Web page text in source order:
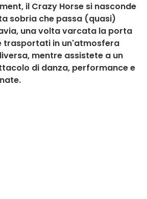
il Crazy Horse si nasconde
sobria che passa (quasi)
una volta varcata la porta
trasportati in un'atmosfera
mentre assistete a un
di danza, performance e